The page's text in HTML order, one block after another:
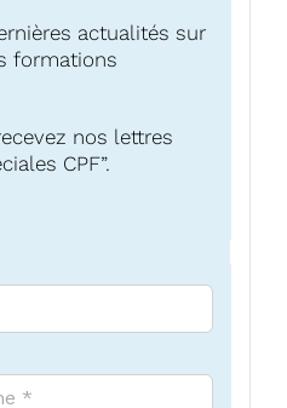
actualités sur
formations
nos lettres
CPF”.